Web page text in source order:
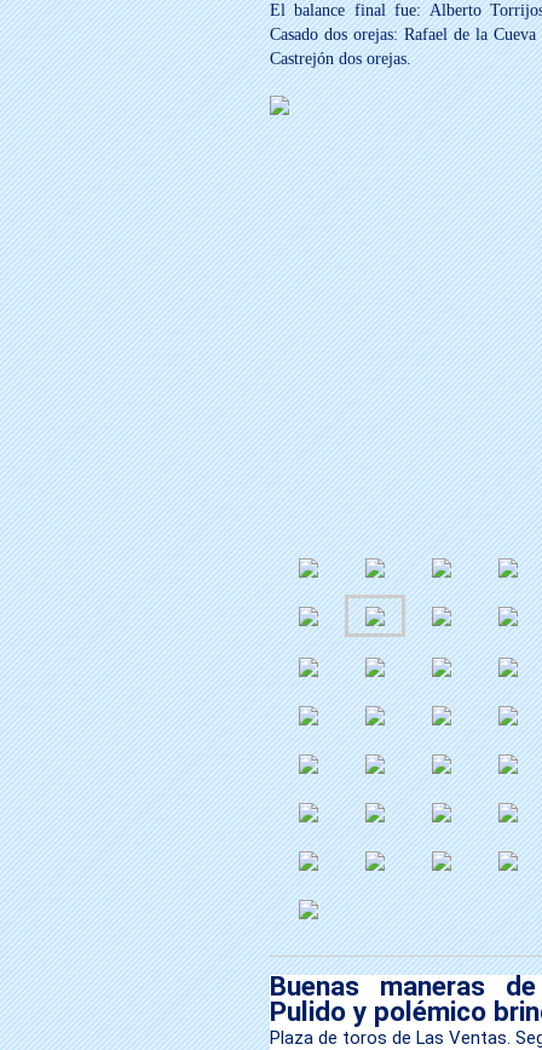
El balance final fue: Alberto
Casado dos orejas: Rafael de la
Castrejón dos orejas.
Buenas maneras
Pulido y polémico
Plaza de toros de Las Ventas.